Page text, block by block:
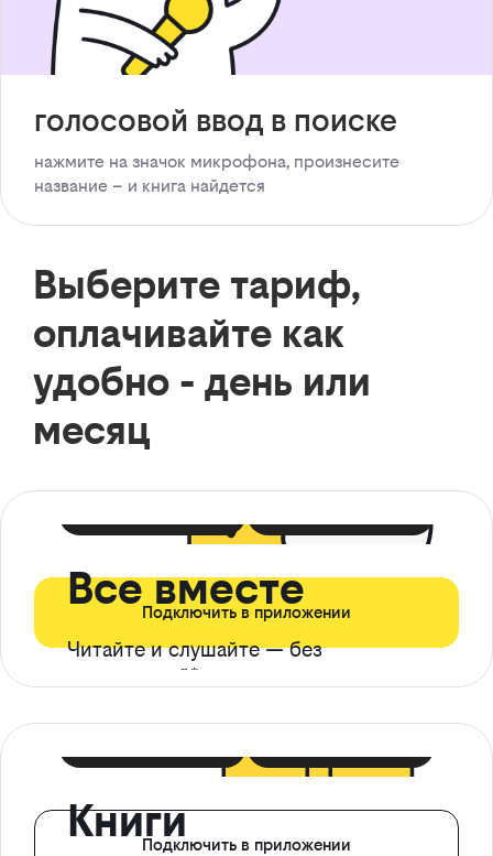
голосовой ввод в поиске
нажмите на значок микрофона, произнесите
название – и книга найдется
Выберите тариф,
оплачивайте как
удобно - день или
месяц
Все вместе
Читайте и слушайте — без
ограничений*
Подключить в приложении
КнигиПодключить в приложении